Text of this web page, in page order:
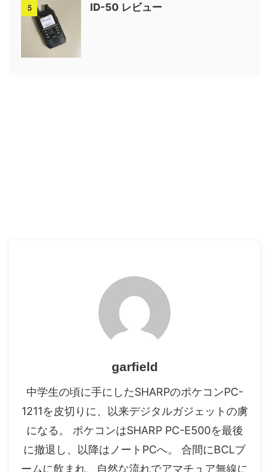
5 ID-50 レビュー
garfield
中学生の頃に手にしたSHARPのポケコンPC-
1211を皮切りに、以来デジタルガジェットの虜
になる。 ポケコンはSHARP PC-E500を最後
に撤退し、以降はノートPCへ。 合間にBCLブ
ームに飲まれ、自然な流れでアマチュア無線に